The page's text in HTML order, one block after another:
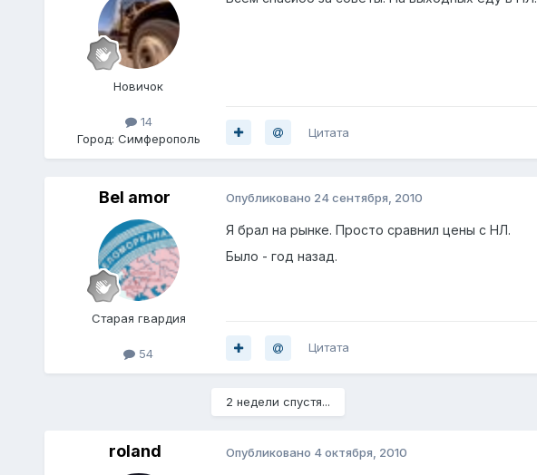
Новичок
14
Город: Симферополь Цитата
Bel amor
Старая гвардия
54
Опубликовано 24 сентября, 2010
Я брал на рынке. Просто сравнил цены с НЛ.
Было - год назад.
Цитата
2 недели спустя...
roland Опубликовано 4 октября, 2010